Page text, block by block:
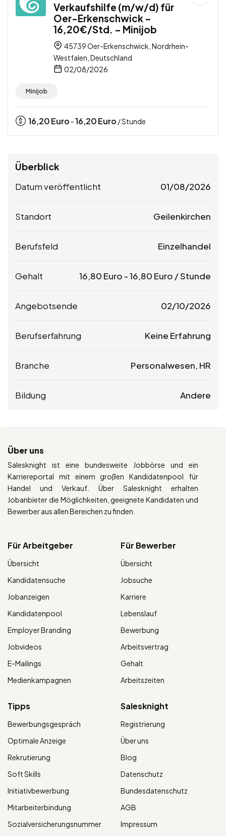
Verkaufshilfe (m/w/d) für
Oer-Erkenschwick –
16,20€/Std. – Minijob
45739 Oer-Erkenschwick, Nordrhein-
Westfalen, Deutschland
02/08/2026
Minijob
16,20Euro -16,20Euro / Stunde
Überblick
Datum veröffentlicht 01/08/2026
Standort Geilenkirchen
Berufsfeld Einzelhandel
Gehalt 16,80 Euro -16,80 Euro / Stunde
Angebotsende 02/10/2026
Berufserfahrung Keine Erfahrung
Branche Personalwesen, HR
Bildung Andere
Über uns
Salesknight ist eine bundesweite Jobbörse und ein
Karriereportal mit einem großen Kandidatenpool für
Handel und Verkauf. Über Salesknight erhalten
Jobanbieter die Möglichkeiten, geeignete Kandidaten und
Bewerber aus allen Bereichen zu finden.
Für Arbeitgeber
Übersicht
Kandidatensuche
Jobanzeigen
Kandidatenpool
Employer Branding
Jobvideos
E-Mailings
Medienkampagnen
Für Bewerber
Übersicht
Jobsuche
Karriere
Lebenslauf
Bewerbung
Arbeitsvertrag
Gehalt
Arbeitszeiten
Tipps
Bewerbungsgespräch
Optimale Anzeige
Rekrutierung
Soft Skills
Initiativbewerbung
Mitarbeiterbindung
Sozialversicherungsnummer
Salesknight
Registrierung
Über uns
Blog
Datenschutz
Bundesdatenschutz
AGB
Impressum